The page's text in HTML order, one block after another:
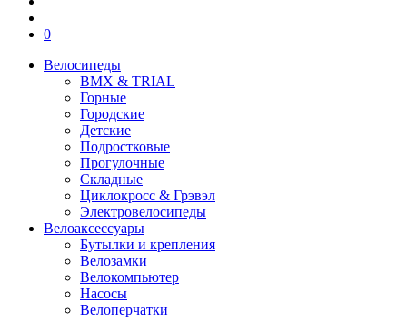
0
Велосипеды
BMX & TRIAL
Горные
Городские
Детские
Подростковые
Прогулочные
Складные
Циклокросс & Грэвэл
Электровелосипеды
Велоаксессуары
Бутылки и крепления
Велозамки
Велокомпьютер
Насосы
Велоперчатки